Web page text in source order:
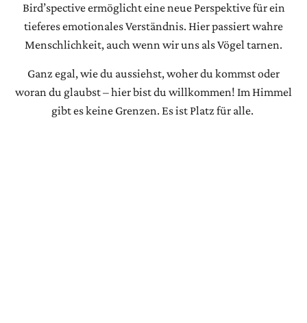
Bird’spective ermöglicht eine neue Perspektive für ein
tieferes emotionales Verständnis. Hier passiert wahre
Menschlichkeit, auch wenn wir uns als Vögel tarnen.
Ganz egal, wie du aussiehst, woher du kommst oder
woran du glaubst – hier bist du willkommen! Im Himmel
gibt es keine Grenzen. Es ist Platz für alle.